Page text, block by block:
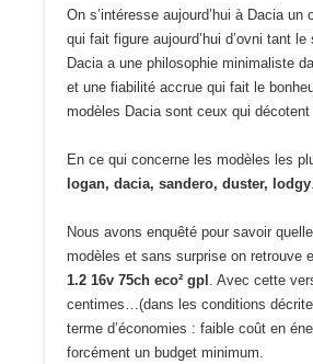
On s’intéresse aujourd’hui à Dacia
qui fait figure aujourd’hui d’ovni tant
Dacia a une philosophie minimaliste
et une fiabilité accrue qui fait le
modèles Dacia sont ceux qui
En ce qui concerne les modèles les
logan, dacia, sandero, duster, lodgy.
Nous avons enquêté pour savoir
modèles et sans surprise on retrouve
1.2 16v 75ch eco² gpl . Avec cette
centimes…(dans les conditions
terme d’économies : faible coût en
forcément un budget minimum.